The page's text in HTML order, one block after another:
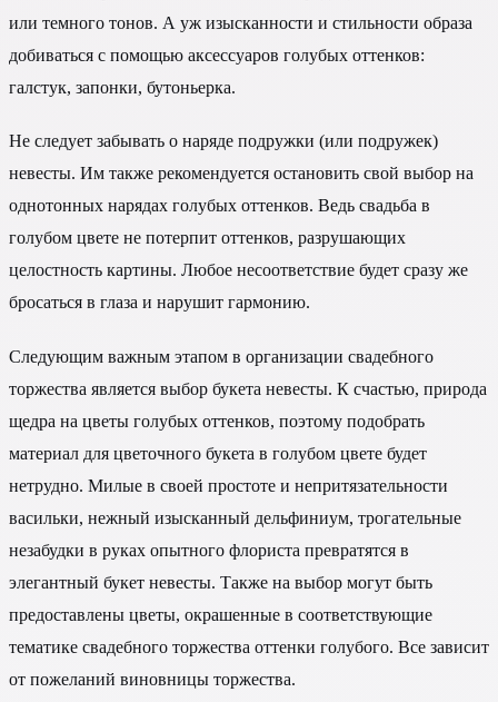
или темного тонов. А уж изысканности и стильности образа
добиваться с помощью аксессуаров голубых оттенков:
галстук, запонки, бутоньерка.
Не следует забывать о наряде подружки (или подружек)
невесты. Им также рекомендуется остановить свой выбор на
однотонных нарядах голубых оттенков. Ведь свадьба в
голубом цвете не потерпит оттенков, разрушающих
целостность картины. Любое несоответствие будет сразу же
бросаться в глаза и нарушит гармонию.
Следующим важным этапом в организации свадебного
торжества является выбор букета невесты. К счастью, природа
щедра на цветы голубых оттенков, поэтому подобрать
материал для цветочного букета в голубом цвете будет
нетрудно. Милые в своей простоте и непритязательности
васильки, нежный изысканный дельфиниум, трогательные
незабудки в руках опытного флориста превратятся в
элегантный букет невесты. Также на выбор могут быть
предоставлены цветы, окрашенные в соответствующие
тематике свадебного торжества оттенки голубого. Все зависит
от пожеланий виновницы торжества.